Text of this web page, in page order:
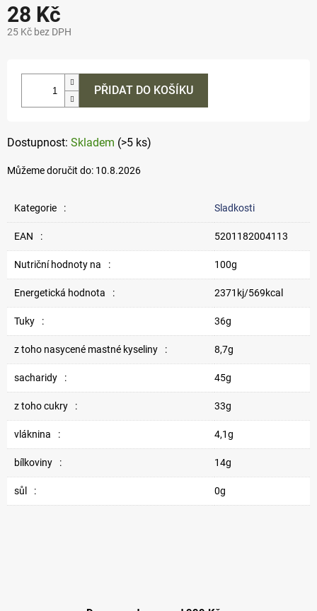
28 Kč
25 Kč bez DPH
Skladem (>5 ks)
Můžeme doručit do: 10.8.2026
PŘIDAT DO KOŠÍKU
Kategorie : Sladkosti
EAN : 5201182004113
Nutriční hodnoty na : 100g
Energetická hodnota : 2371kj/569kcal
Tuky : 36g
z toho nasycené mastné kyseliny : 8,7g
sacharidy : 45g
z toho cukry : 33g
vláknina : 4,1g
bílkoviny : 14g
sůl : 0g